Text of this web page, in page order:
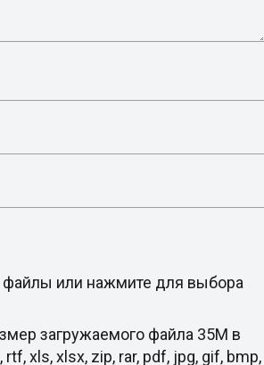
или нажмите для выбора
загружаемого файла 35M в
xls, xlsx, zip, rar, pdf, jpg, gif, bmp,